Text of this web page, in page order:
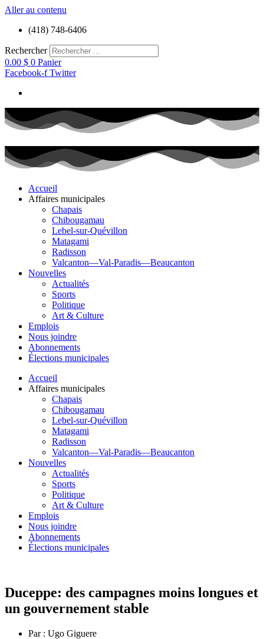
Aller au contenu
(418) 748-6406
Rechercher
0.00 $ 0 Panier
Facebook-f Twitter
Accueil
Affaires municipales
Chapais
Chibougamau
Lebel-sur-Quévillon
Matagami
Radisson
Valcanton—Val-Paradis—Beaucanton
Nouvelles
Actualités
Sports
Politique
Art & Culture
Emplois
Nous joindre
Abonnements
Élections municipales
Accueil
Affaires municipales
Chapais
Chibougamau
Lebel-sur-Quévillon
Matagami
Radisson
Valcanton—Val-Paradis—Beaucanton
Nouvelles
Actualités
Sports
Politique
Art & Culture
Emplois
Nous joindre
Abonnements
Élections municipales
Duceppe: des campagnes moins longues et
un gouvernement stable
Par : Ugo Giguere